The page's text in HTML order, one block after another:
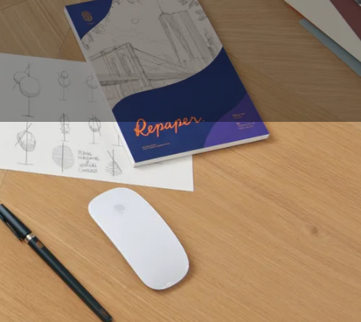
jeder Anfänger
werden. Aber
leeren Seite hat?
weit verbreitete